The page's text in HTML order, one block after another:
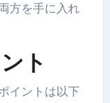
方を手に入れ
ト
イントは以下